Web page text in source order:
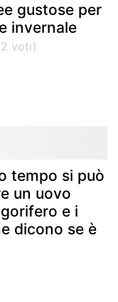
gustose per
invernale
tempo si può
un uovo
e i
dicono se è